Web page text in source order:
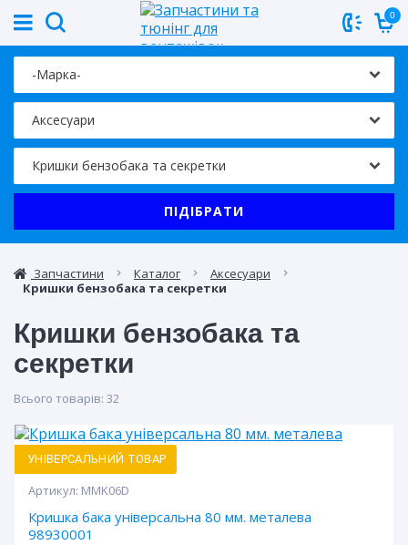
0
ПІДІБРАТИ
Запчастини Каталог
Аксесуари
Кришки бензобака та секретки
Кришки бензобака та
секретки
Всього товарів: 32
УНІВЕРСАЛЬНИЙ ТОВАР
Артикул: MMK06D
Кришка бака універсальна 80 мм. металева
98930001